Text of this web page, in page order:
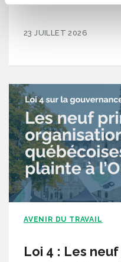
23 JUILLET 2026
AVENIR DU TRAVAIL
Loi 4 : Les